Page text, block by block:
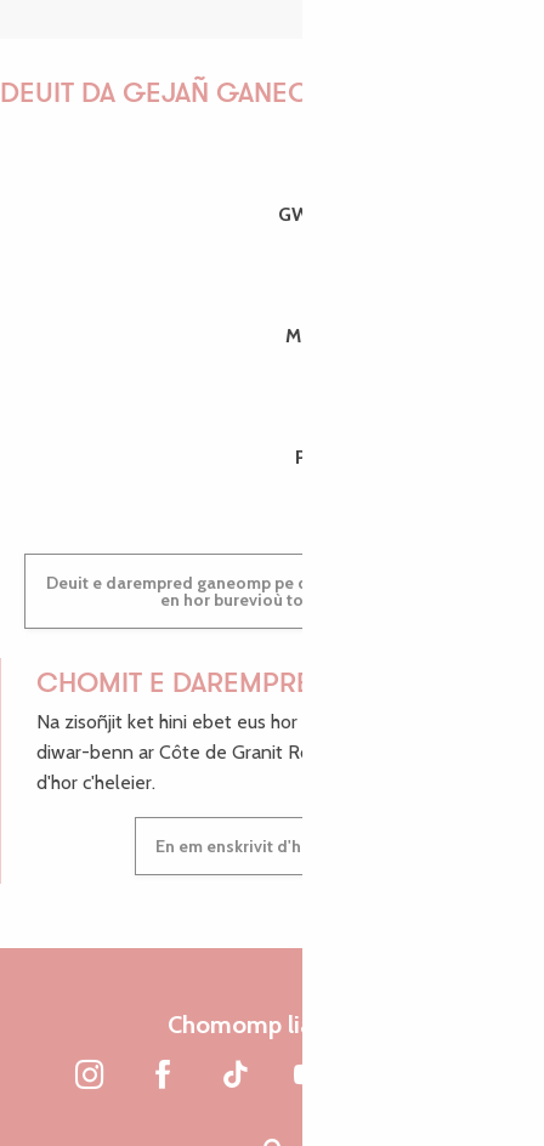
DEUIT DA GEJAÑ GANEOMP !
GWENAËLLE
MORGANE
PAULINE
Deuit e darempred ganeomp pe deuit da welet ac'hanomp
en hor burevioù touristerezh
CHOMIT E DAREMPRED !
Na zisoñjit ket hini ebet eus hor c'hinnigoù mat ha keleier
diwar-benn ar Côte de Granit Rose, enskrivit hoc'h anv
d'hor c'heleier.
En em enskrivit d'hor c'heleier
Chomomp liammet